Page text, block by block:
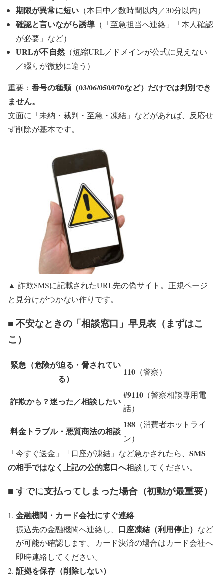
期限が異常に短い （本日中／数時間以内／30分以内）
確認と言いながら誘導 （「至急担当へ連絡」「本人確認
が必要」など）
URLが不自然 （短縮URL／ドメインが公式に見えない
／綴りが微妙に違う）
重要： 番号の種類（03/06/050/070など）だけでは判別でき
ません。
文面に「未納・裁判・至急・凍結」などがあれば、 反応せ
ず削除が基本です。
▲ 詐欺SMSに記載されたURL先の偽サイト。正規ページ
と見分けがつかない作りです。
■ 不安なときの「相談窓口」早見表（まずはこ
こ）
緊急（危険が迫る・脅されてい
る）
110 （警察）
詐欺かも？迷った／相談したい
#9110 （警察相談専用電
話）
料金トラブル・悪質商法の相談
188 （消費者ホットライ
ン）
「今すぐ送金」「口座が凍結」など急かされたら、 SMS
の相手ではなく上記の公的窓口へ相談してください。
■ すでに支払ってしまった場合（初動が最重要）
金融機関・カード会社にすぐ連絡
振込先の金融機関へ連絡し、 口座凍結（利用停止） など
が可能か確認します。カード決済の場合はカード会社へ
即時連絡してください。
証拠を保存（削除しない）